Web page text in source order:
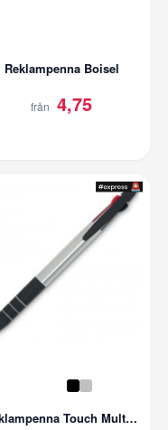
Reklampenna Boisel
från 4,75
Reklampenna Touch Multipen